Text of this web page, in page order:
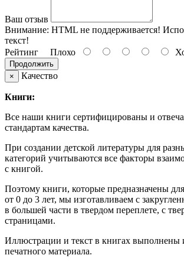
Ваш отзыв
Внимание: HTML не поддерживается!
текст!
Рейтинг Плохо
Продолжить
×
Качество
Книги:
Все наши книги сертифицированы и
стандартам качества.
При создании детской литературы для
категорий учитываются все факторы
с книгой.
Поэтому книги, которые предназначены
от 0 до 3 лет, мы изготавливаем с
в большей части в твердом переплете, с
страницами.
Иллюстрации и текст в книгах выполнены
печатного материала.